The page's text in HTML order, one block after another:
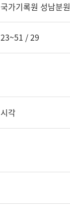
국가기록원 성남분원
23~51 / 29
시각